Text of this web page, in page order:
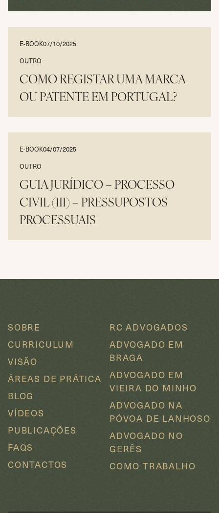
E-BOOK07/10/2025
OUTRO
COMO REGISTAR UMA MARCA
OU PATENTE EM PORTUGAL?
E-BOOK04/07/2025
OUTRO
GUIA JURÍDICO – PROCESSO
CIVIL (III) – PRESSUPOSTOS
PROCESSUAIS
SOBRE
CURRICULUM
VISÃO
ÁREAS DE PRÁTICA
BLOG
VÍDEOS
PUBLICAÇÕES
FAQS
CONTACTOS
RC ADVOGADOS
ADVOGADO EM
BRAGA
ADVOGADO EM
VIEIRA DO MINHO
ADVOGADO NA
PÓVOA DE LANHOSO
ADVOGADO NO
GERÊS
COMO TRABALHO